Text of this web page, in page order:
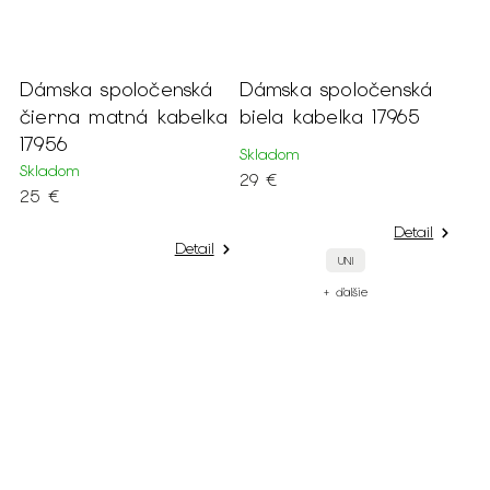
Dámska spoločenská
čierna matná kabelka
17956
Skladom
25 €
Detail
Dámska spoločenská
biela kabelka 17965
Skladom
29 €
Detail
UNI
+ ďalšie